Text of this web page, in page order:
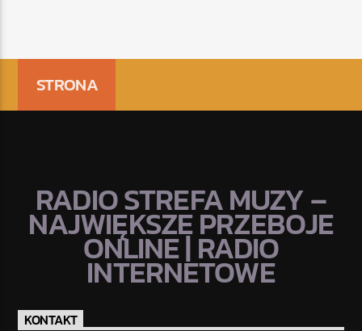
STRONA
RADIO STREFA MUZY –
NAJWIĘKSZE PRZEBOJE
ONLINE | RADIO
INTERNETOWE
KONTAKT